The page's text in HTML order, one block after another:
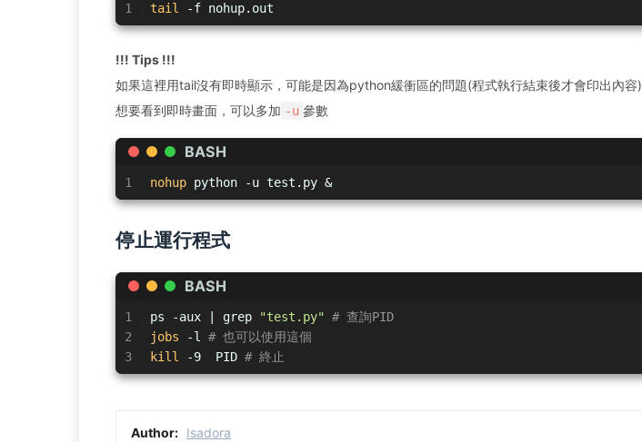
1 tail -f nohup.out
!!! Tips !!!
如果這裡用tail沒有即時顯示，可能是因為python緩衝區的問題(程式執行結束後才會印出內容)
想要看到即時畫面，可以多加 -u 參數
BASH
1 nohup python -u test.py &
停止運行程式
BASH
1
2
3
ps -aux | grep "test.py" # 查詢PID
jobs -l # 也可以使用這個
kill -9  PID # 終止
Author: Isadora